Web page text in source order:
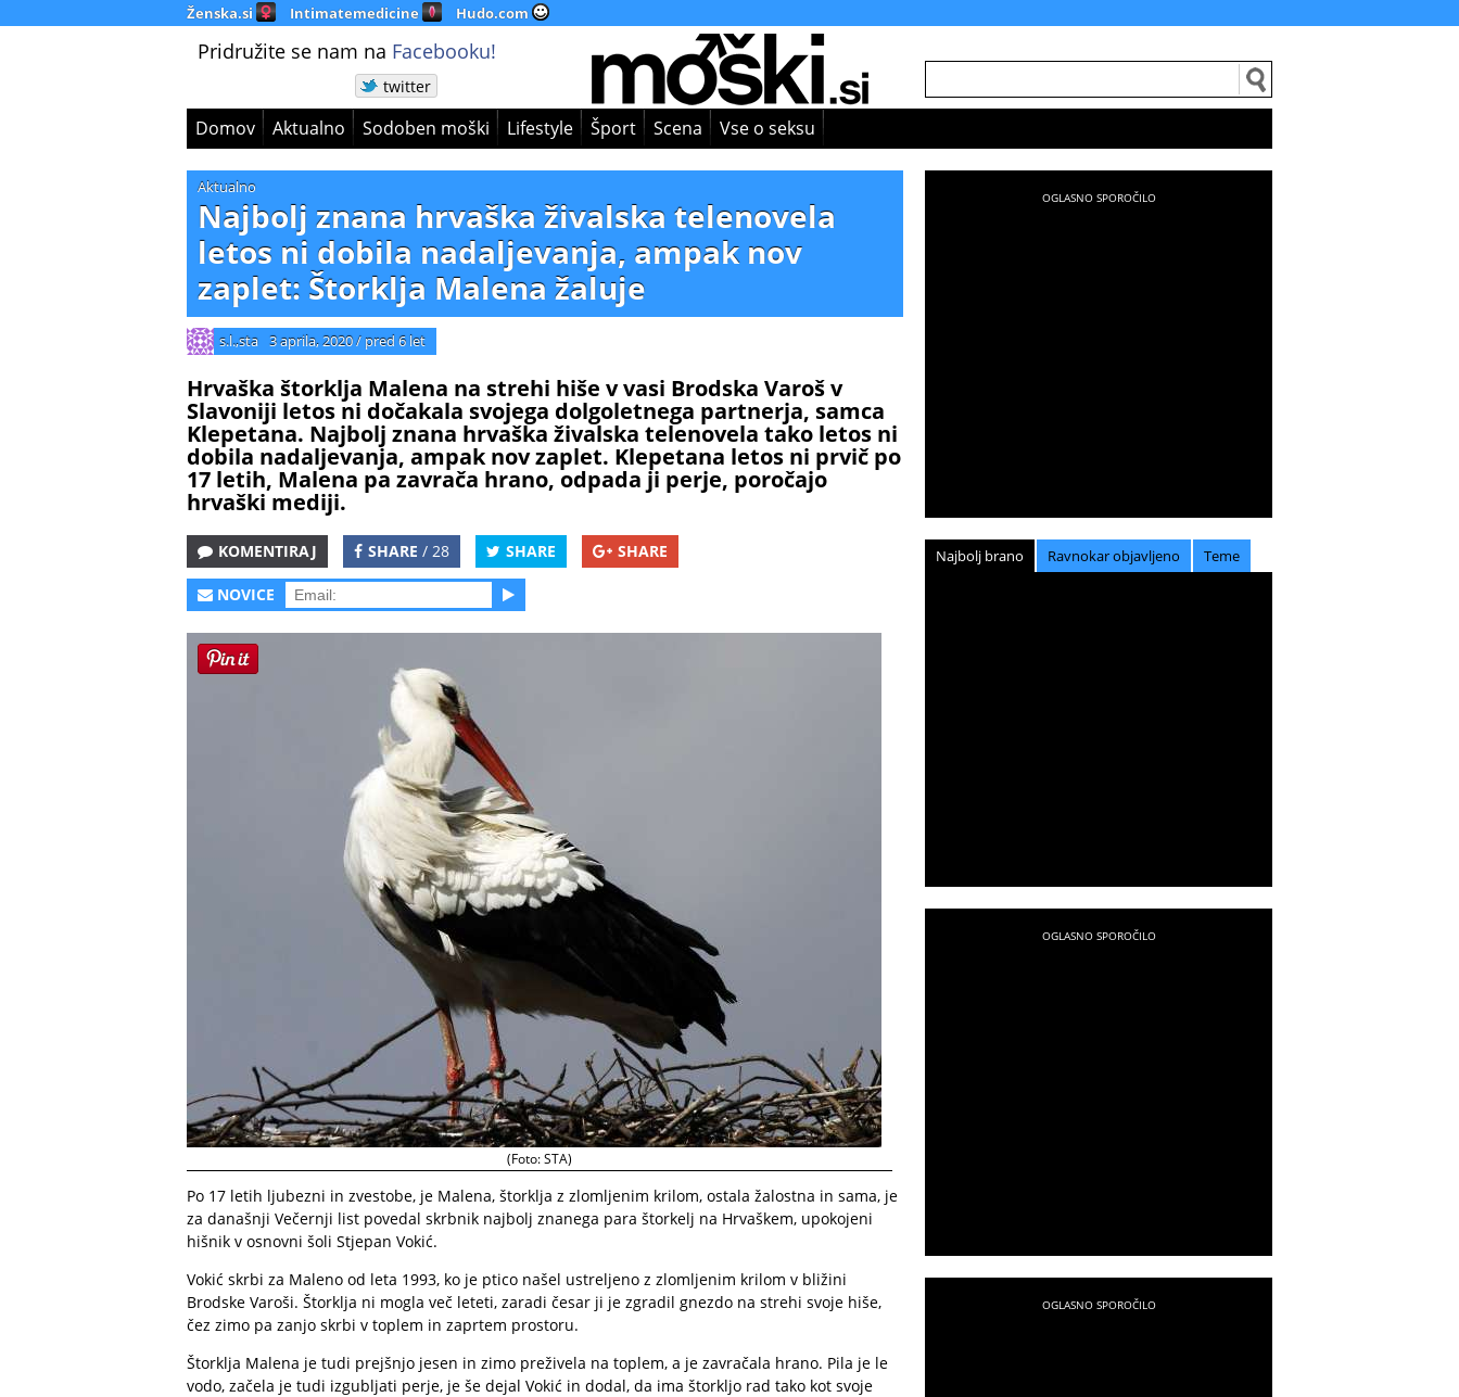
Ženska.si Intimatemedicine Hudo.com
Pridružite se nam na Facebooku!
twitter
Domov Aktualno Sodoben moški Lifestyle Šport Scena Vse o seksu
Aktualno
Najbolj znana hrvaška živalska telenovela
letos ni dobila nadaljevanja, ampak nov
zaplet: Štorklja Malena žaluje
s.l.,sta 3 aprila, 2020/ pred 6 let
Hrvaška štorklja Malena na strehi hiše v vasi Brodska Varoš v
Slavoniji letos ni dočakala svojega dolgoletnega partnerja, samca
Klepetana. Najbolj znana hrvaška živalska telenovela tako letos ni
dobila nadaljevanja, ampak nov zaplet. Klepetana letos ni prvič po
17 letih, Malena pa zavrača hrano, odpada ji perje, poročajo
hrvaški mediji.
KOMENTIRAJ SHARE / 28 SHARE SHARE
NOVICE
(Foto: STA)
Po 17 letih ljubezni in zvestobe, je Malena, štorklja z zlomljenim krilom, ostala žalostna in sama, je
za današnji Večernji list povedal skrbnik najbolj znanega para štorkelj na Hrvaškem, upokojeni
hišnik v osnovni šoli Stjepan Vokić.
Vokić skrbi za Maleno od leta 1993, ko je ptico našel ustreljeno z zlomljenim krilom v bližini
Brodske Varoši. Štorklja ni mogla več leteti, zaradi česar ji je zgradil gnezdo na strehi svoje hiše,
čez zimo pa zanjo skrbi v toplem in zaprtem prostoru.
Štorklja Malena je tudi prejšnjo jesen in zimo preživela na toplem, a je zavračala hrano. Pila je le
vodo, začela je tudi izgubljati perje, je še dejal Vokić in dodal, da ima štorkljo rad tako kot svoje
Najbolj brano Ravnokar objavljeno Teme